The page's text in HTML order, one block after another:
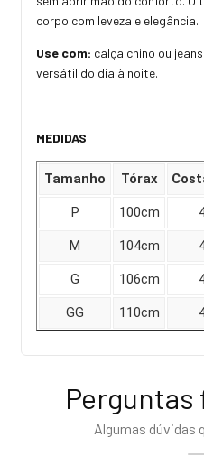
corpo com leveza e elegância.
Use com: calça chino ou
versátil do dia à noite.
MEDIDAS
Tamanho Tórax
P 100cm
M 104cm
G 106cm
GG 110cm
Algumas dúvidas